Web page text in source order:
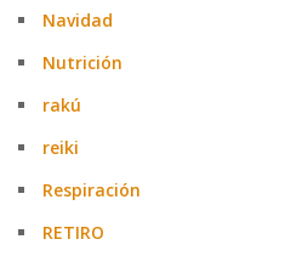
Navidad
Nutrición
rakú
reiki
Respiración
RETIRO